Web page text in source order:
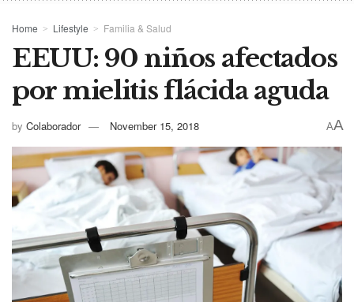
Home Lifestyle Familia & Salud
EEUU: 90 niños afectados
por mielitis flácida aguda
by Colaborador November 15, 2018 AA